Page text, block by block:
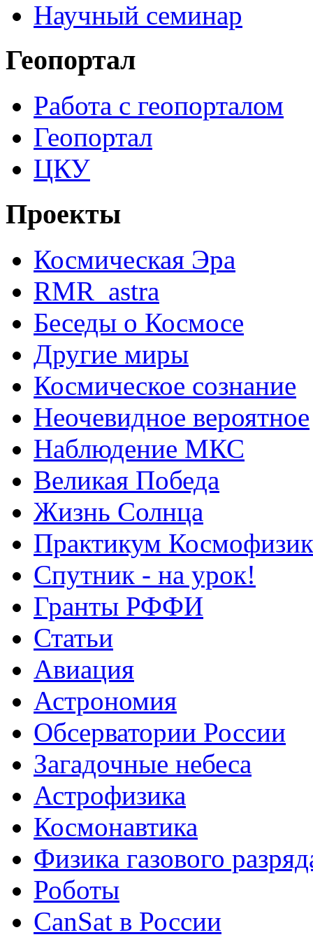
Научный семинар
Геопортал
Работа с геопорталом
Геопортал
ЦКУ
Проекты
Космическая Эра
RMR_astra
Беседы о Космосе
Другие миры
Космическое сознание
Неочевидное вероятное
Наблюдение МКС
Великая Победа
Жизнь Солнца
Практикум
Спутник - на урок!
Гранты РФФИ
Статьи
Авиация
Астрономия
Обсерватории России
Загадочные небеса
Астрофизика
Космонавтика
Физика газового
Роботы
CanSat в России